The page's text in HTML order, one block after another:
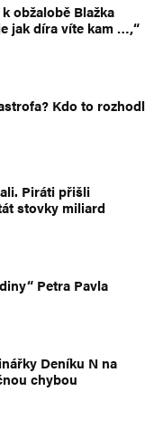
obžalobě Blažka
jak díra víte kam …,“
Kdo to rozhodl
Piráti přišli
stovky miliard
Petra Pavla
Deníku N na
chybou